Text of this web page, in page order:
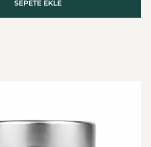
SEPETE EKLE